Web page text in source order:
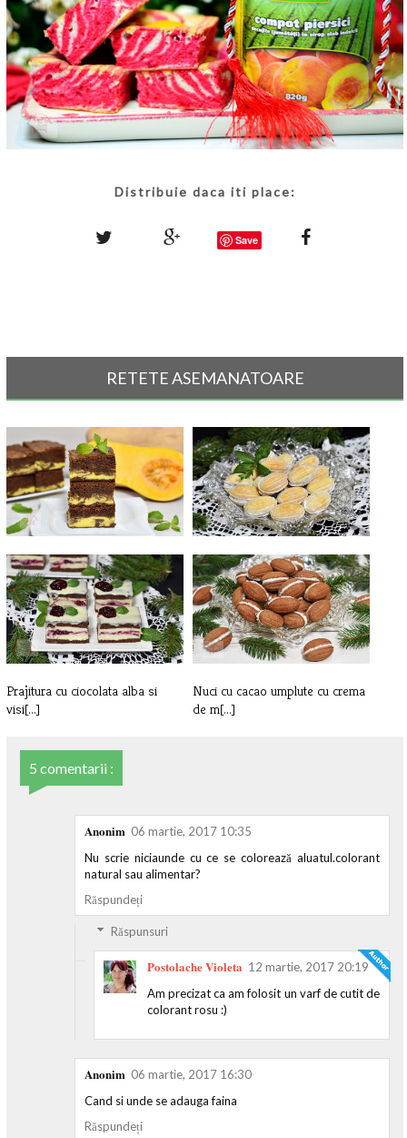
Distribuie daca iti place:
Save
RETETE ASEMANATOARE
Negresa cu crema de branza si
dovle[...]
Nuci umplute cu crema de
ciocolata
Prajitura cu ciocolata alba si
visi[...]
Nuci cu cacao umplute cu crema
de m[...]
5 comentarii :
Anonim 06 martie, 2017 10:35
Nu scrie niciaunde cu ce se colorează aluatul.colorant
natural sau alimentar?
Răspundeți
Răspunsuri
Postolache Violeta 12 martie, 2017 20:19
Am precizat ca am folosit un varf de cutit de
colorant rosu :)
Anonim 06 martie, 2017 16:30
Cand si unde se adauga faina
Răspundeți